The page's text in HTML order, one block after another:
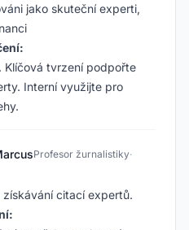
jako skuteční experti,
Klíčová tvrzení podpořte
Interní využijte pro
Profesor žurnalistiky·
citací expertů.